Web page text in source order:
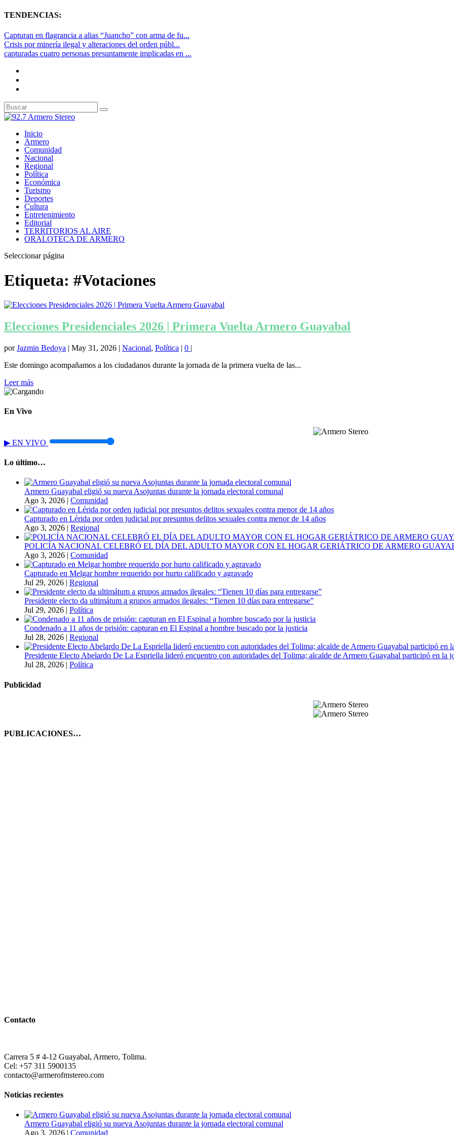
TENDENCIAS:
Capturan en flagrancia a alias “Juancho” con arma de fu...
Crisis por minería ilegal y alteraciones del orden públ...
capturadas cuatro personas presuntamente implicadas en ...
Inicio
Armero
Comunidad
Nacional
Regional
Política
Económica
Turismo
Deportes
Cultura
Entretenimiento
Editorial
TERRITORIOS AL AIRE
ORALOTECA DE ARMERO
Seleccionar página
Etiqueta: #Votaciones
Elecciones Presidenciales 2026 | Primera Vuelta Armero Guayabal
porJazmin Bedoya | May 31, 2026 | Nacional, Política | 0 |
Este domingo acompañamos a los ciudadanos durante la jornada de la primera vuelta de las...
Leer más
En Vivo
▶ EN VIVO
Lo último…
Armero Guayabal eligió su nueva Asojuntas durante la jornada electoral comunal
Ago 3, 2026 | Comunidad
Capturado en Lérida por orden judicial por presuntos delitos sexuales contra menor de 14 años
Ago 3, 2026 | Regional
POLICÍA NACIONAL CELEBRÓ EL DÍA DEL ADULTO MAYOR CON EL HOGAR GERIÁTRICO DE ARMERO
Ago 3, 2026 | Comunidad
Capturado en Melgar hombre requerido por hurto calificado y agravado
Jul 29, 2026 | Regional
Presidente electo da ultimátum a grupos armados ilegales: “Tienen 10 días para entregarse”
Jul 29, 2026 | Política
Condenado a 11 años de prisión: capturan en El Espinal a hombre buscado por la justicia
Jul 28, 2026 | Regional
Presidente Electo Abelardo De La Espriella lideró encuentro con autoridades del Tolima; alcalde de Armero Guayabal participó en la
Jul 28, 2026 | Política
Publicidad
PUBLICACIONES…
Contacto
Carrera 5 # 4-12 Guayabal, Armero, Tolima.
Cel: +57 311 5900135
contacto@armerofmstereo.com
Noticias recientes
Armero Guayabal eligió su nueva Asojuntas durante la jornada electoral comunal
Ago 3, 2026 | Comunidad